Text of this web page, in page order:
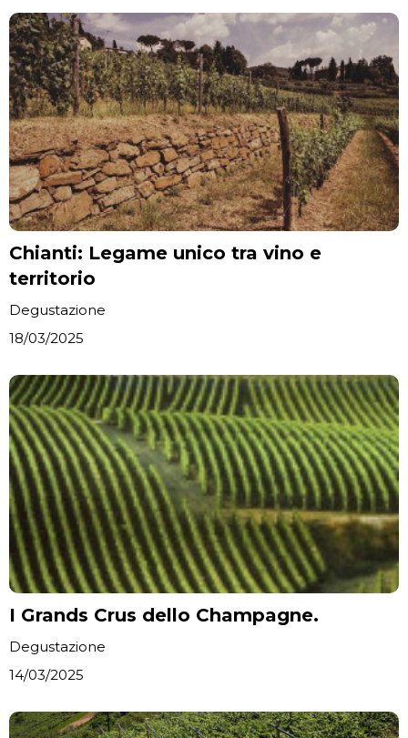
Chianti: Legame unico tra vino e
territorio
Degustazione
18/03/2025
I Grands Crus dello Champagne.
Degustazione
14/03/2025